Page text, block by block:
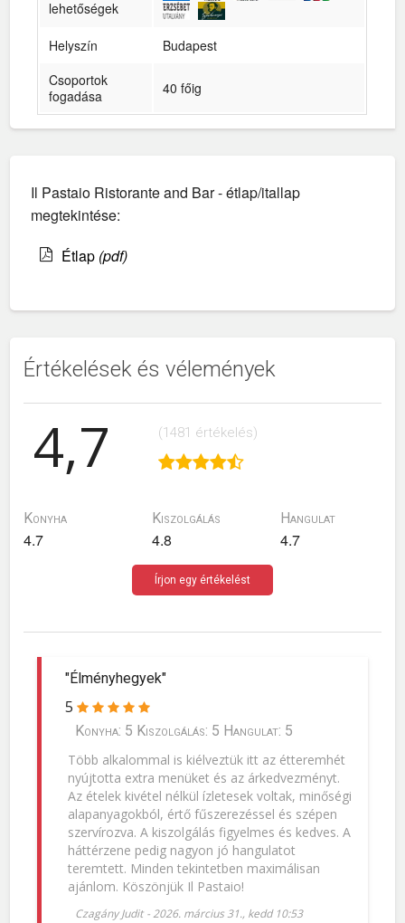
lehetőségek
Helyszín
Budapest
Csoportok
fogadása
40 főig
Il Pastaio Ristorante and Bar - étlap/itallap
megtekintése:
Étlap (pdf)
Értékelések és vélemények
4,7 (1481 értékelés)
Konyha
4.7
Kiszolgálás
4.8
Hangulat
4.7
Írjon egy értékelést
"Élményhegyek"
5
Konyha: 5 Kiszolgálás: 5 Hangulat: 5
Több alkalommal is kiélveztük itt az étteremhét
nyújtotta extra menüket és az árkedvezményt.
Az ételek kivétel nélkül ízletesek voltak, minőségi
alapanyagokból, értő fűszerezéssel és szépen
szervírozva. A kiszolgálás figyelmes és kedves. A
háttérzene pedig nagyon jó hangulatot
teremtett. Minden tekintetben maximálisan
ajánlom. Köszönjük Il Pastaio!
Czagány Judit -2026. március 31., kedd 10:53